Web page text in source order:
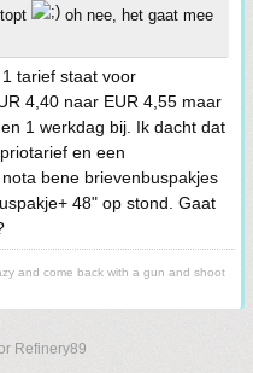
oh nee, het gaat mee
tarief staat voor
4,40 naar EUR 4,55 maar
1 werkdag bij. Ik dacht dat
en een
bene brievenbuspakjes
48" op stond. Gaat
and come back with a gun and shoot
Refinery89